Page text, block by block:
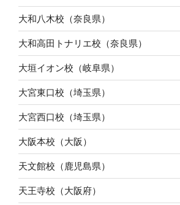
大和八木校（奈良県）
大和高田トナリエ校（奈良県）
大垣イオン校（岐阜県）
大宮東口校（埼玉県）
大宮西口校（埼玉県）
大阪本校（大阪）
天文館校（鹿児島県）
天王寺校（大阪府）